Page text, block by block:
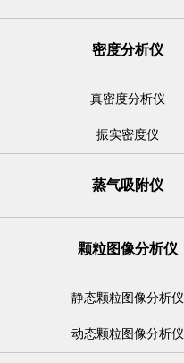
密度分析仪
真密度分析仪
振实密度仪
蒸气吸附仪
颗粒图像分析仪
静态颗粒图像分析仪
动态颗粒图像分析仪